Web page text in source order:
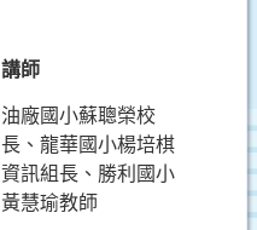
講師
油廠國小蘇聰榮校
長、龍華國小楊培棋
資訊組長、勝利國小
黃慧瑜教師